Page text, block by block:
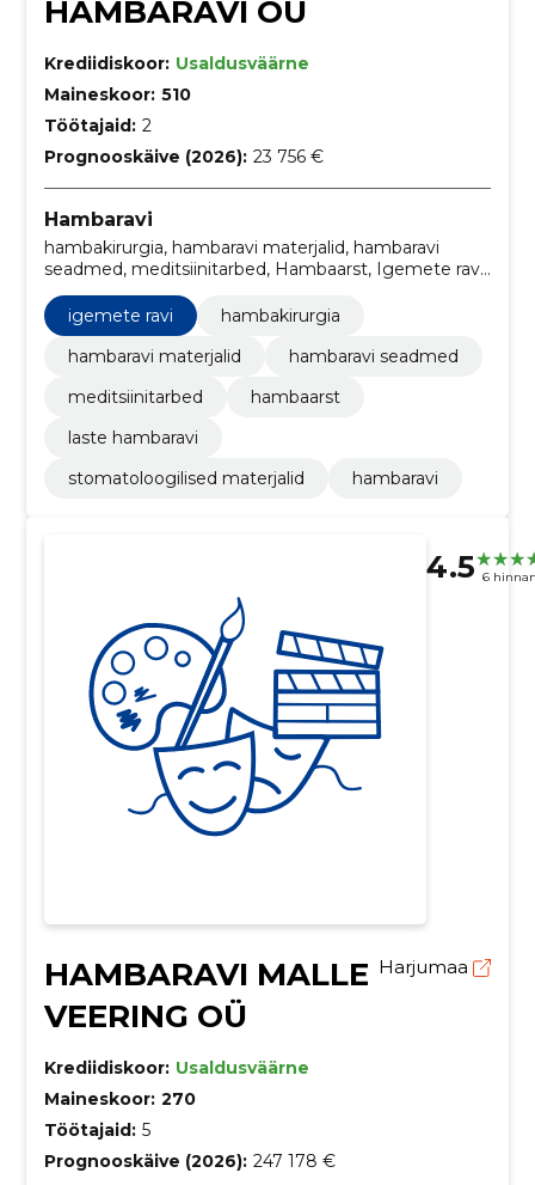
HAMBARAVI OÜ
Krediidiskoor: Usaldusväärne
Maineskoor: 510
Töötajaid: 2
Prognooskäive (2026): 23 756 €
Hambaravi
hambakirurgia, hambaravi materjalid, hambaravi
seadmed, meditsiinitarbed, Hambaarst, Igemete ravi,
laste hambaravi, Stomatoloogilised materjalid
igemete ravi
hambakirurgia
hambaravi materjalid
hambaravi seadmed
meditsiinitarbed
hambaarst
laste hambaravi
stomatoloogilised materjalid
hambaravi
4.5 6
HAMBARAVI MALLE
VEERING OÜ
Harjumaa
Krediidiskoor: Usaldusväärne
Maineskoor: 270
Töötajaid: 5
Prognooskäive (2026): 247 178 €